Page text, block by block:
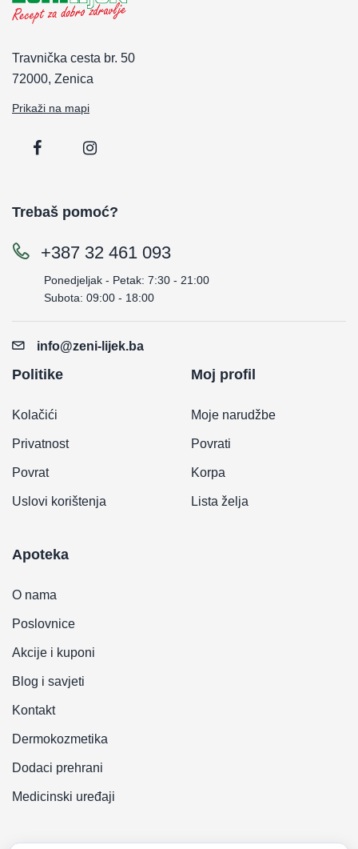
Travnička cesta br. 50
72000, Zenica
Prikaži na mapi
Trebaš pomoć?
+387 32 461 093
Ponedjeljak - Petak: 7:30 - 21:00
Subota: 09:00 - 18:00
info@zeni-lijek.ba
Politike
Kolačići
Privatnost
Povrat
Uslovi korištenja
Moj profil
Moje narudžbe
Povrati
Korpa
Lista želja
Apoteka
O nama
Poslovnice
Akcije i kuponi
Blog i savjeti
Kontakt
Dermokozmetika
Dodaci prehrani
Medicinski uređaji